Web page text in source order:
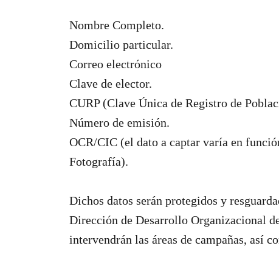
Nombre Completo.
Domicilio particular.
Correo electrónico
Clave de elector.
CURP (Clave Única de Registro de
Número de emisión.
OCR/CIC (el dato a captar varía en
Fotografía).
Dichos datos serán protegidos y
Dirección de Desarrollo Organizacional
intervendrán las áreas de campañas, así